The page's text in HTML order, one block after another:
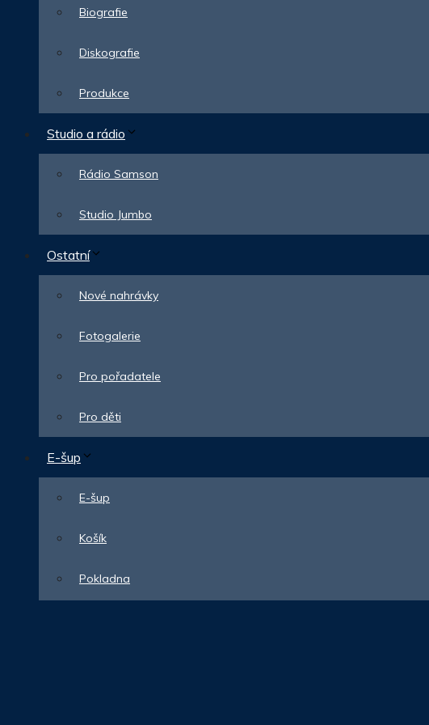
Biografie
Diskografie
Produkce
Studio a rádio
Rádio Samson
Studio Jumbo
Ostatní
Nové nahrávky
Fotogalerie
Pro pořadatele
Pro děti
E-šup
E-šup
Košík
Pokladna